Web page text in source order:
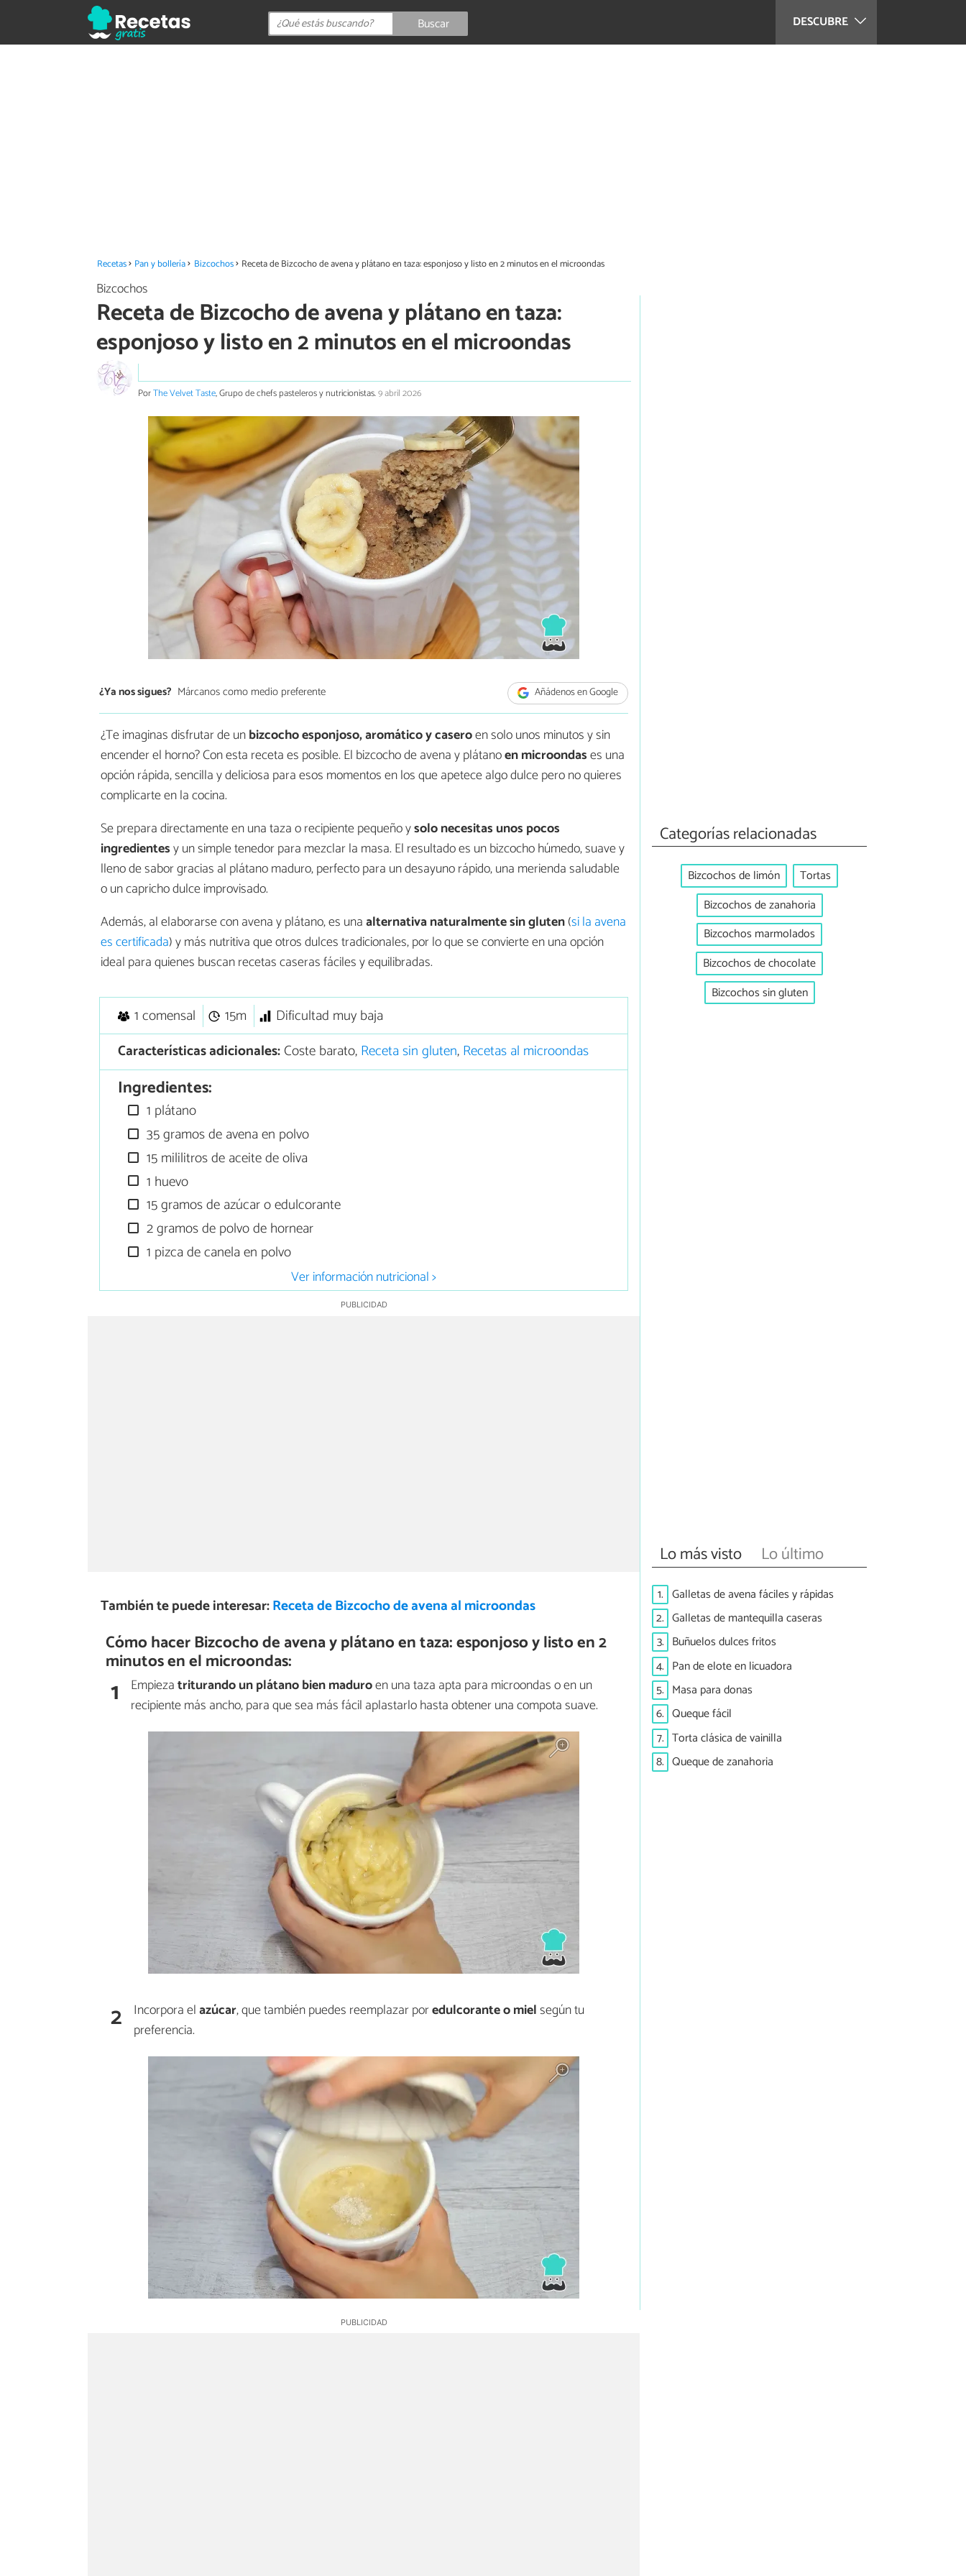
DESCUBRE
Buscar
Recetas Pan y bollería Bizcochos Receta de Bizcocho de avena y plátano en taza: esponjoso y listo en 2 minutos en el microondas
Bizcochos
Receta de Bizcocho de avena y plátano en taza:
esponjoso y listo en 2 minutos en el microondas
PorThe Velvet Taste, Grupo de chefs pasteleros y nutricionistas.9 abril 2026
¿Ya nos sigues? Márcanos como medio preferente Añádenos en Google
¿Te imaginas disfrutar de unbizcocho esponjoso, aromático y caseroen solo unos minutos y sin
encender el horno? Con esta receta es posible. El bizcocho de avena y plátanoen microondases una
opción rápida, sencilla y deliciosa para esos momentos en los que apetece algo dulce pero no quieres
complicarte en la cocina.
Se prepara directamente en una taza o recipiente pequeño ysolo necesitas unos pocos
ingredientesy un simple tenedor para mezclar la masa. El resultado es un bizcocho húmedo, suave y
lleno de sabor gracias al plátano maduro, perfecto para un desayuno rápido, una merienda saludable
o un capricho dulce improvisado.
Además, al elaborarse con avena y plátano, es unaalternativa naturalmente sin gluten(si la avena
es certificada) y más nutritiva que otros dulces tradicionales, por lo que se convierte en una opción
ideal para quienes buscan recetas caseras fáciles y equilibradas.
1 comensal 15m
Dificultad muy baja
Características adicionales:Coste barato,Receta sin gluten,Recetas al microondas
Ingredientes:
1 plátano
35 gramos de avena en polvo
15 mililitros de aceite de oliva
1 huevo
15 gramos de azúcar o edulcorante
2 gramos de polvo de hornear
1 pizca de canela en polvo
Ver información nutricional >
También te puede interesar:Receta de Bizcocho de avena al microondas
Cómo hacer Bizcocho de avena y plátano en taza: esponjoso y listo en 2
minutos en el microondas:
1 Empiezatriturando un plátano bien maduroen una taza apta para microondas o en un
recipiente más ancho, para que sea más fácil aplastarlo hasta obtener una compota suave.
2 Incorpora elazúcar, que también puedes reemplazar poredulcorante o mielsegún tu
preferencia.
Categorías relacionadas
Bizcochos de limón
Tortas
Bizcochos de zanahoria
Bizcochos marmolados
Bizcochos de chocolate
Bizcochos sin gluten
Lo más visto Lo último
1. Galletas de avena fáciles y rápidas
2. Galletas de mantequilla caseras
3. Buñuelos dulces fritos
4. Pan de elote en licuadora
5. Masa para donas
6. Queque fácil
7. Torta clásica de vainilla
8. Queque de zanahoria